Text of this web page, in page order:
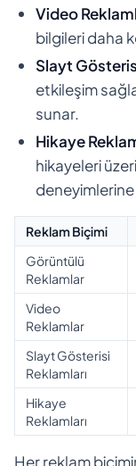
Video
bilgileri daha
Slayt
etkileşim
sunar.
Hikaye
hikayeleri
Reklam Biçimi
Görüntülü
Reklamlar
Video
Reklamlar
Slayt Gösterisi
Reklamları
Hikaye
Reklamları
Her reklam